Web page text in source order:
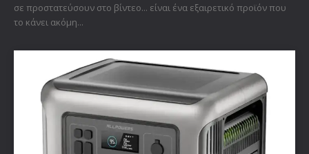
σε προστατεύσουν στο βίντεο... είναι ένα εξαιρετικό προϊόν που
το κάνει ακόμη...